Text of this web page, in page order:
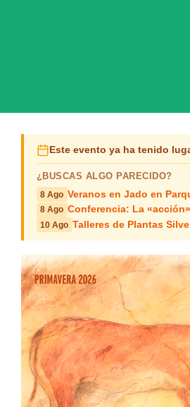
Este evento ya ha tenido
¿BUSCAS ALGO PARECIDO?
8 Ago Veranos en Jado en
8 Ago Conferencia: La
10 Ago Talleres de Plantas